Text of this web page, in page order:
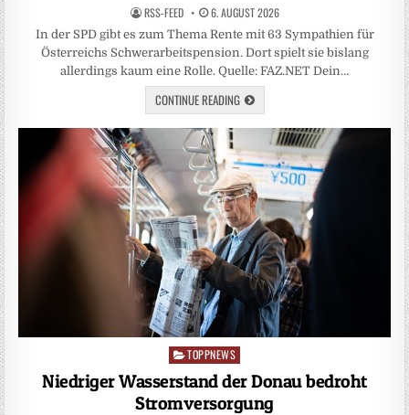
RSS-FEED 6. AUGUST 2026
In der SPD gibt es zum Thema Rente mit 63 Sympathien für
Österreichs Schwerarbeitspension. Dort spielt sie bislang
allerdings kaum eine Rolle. Quelle: FAZ.NET Dein…
CONTINUE READING
Posted
TOPPNEWS
Niedriger Wasserstand der Donau bedroht
Stromversorgung